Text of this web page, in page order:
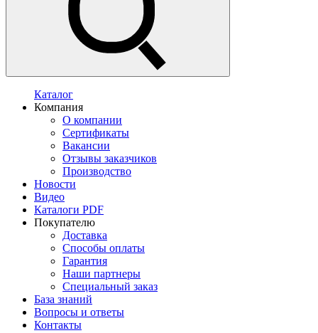
Каталог
Компания
О компании
Сертификаты
Вакансии
Отзывы заказчиков
Производство
Новости
Видео
Каталоги PDF
Покупателю
Доставка
Способы оплаты
Гарантия
Наши партнеры
Специальный заказ
База знаний
Вопросы и ответы
Контакты